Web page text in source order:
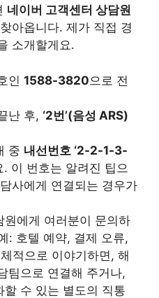
네이버 고객센터 상담원
아옵니다. 제가 직접 경
소개할게요.
인 1588-3820으로 전
난 후, ‘2번’(음성 ARS)
중 내선번호 ‘2-2-1-3-
이 번호는 알려진 팁으
사에게 연결되는 경우가
원에게 여러분이 문의하
: 호텔 예약, 결제 오류,
적으로 이야기하면, 해
팀으로 연결해 주거나,
할 수 있는 별도의 직통